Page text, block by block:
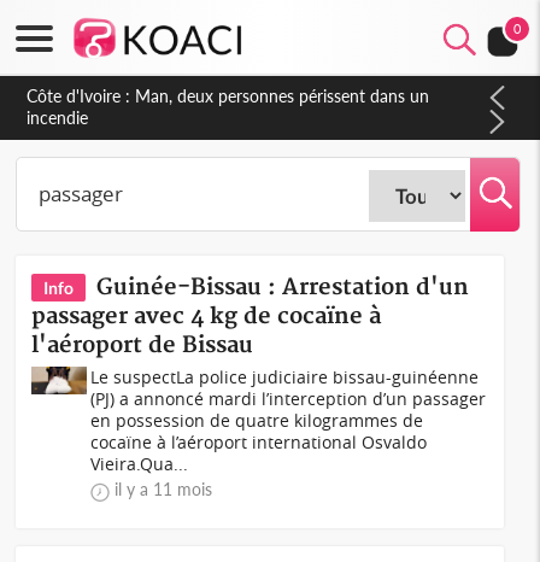
0
Côte d'Ivoire : Séileu, la célébration de la fête nationale
transformée en vaste campagne contre les produits
dépigmentants dangereux
Info
Guinée-Bissau : Arrestation d'un
passager avec 4 kg de cocaïne à
l'aéroport de Bissau
Le suspectLa police judiciaire bissau-guinéenne
(PJ) a annoncé mardi l’interception d’un passager
en possession de quatre kilogrammes de
cocaïne à l’aéroport international Osvaldo
Vieira.Qua...
il y a 11 mois